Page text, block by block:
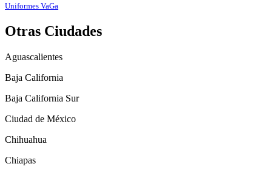
Uniformes VaGa
Otras Ciudades
Aguascalientes
Baja California
Baja California Sur
Ciudad de México
Chihuahua
Chiapas